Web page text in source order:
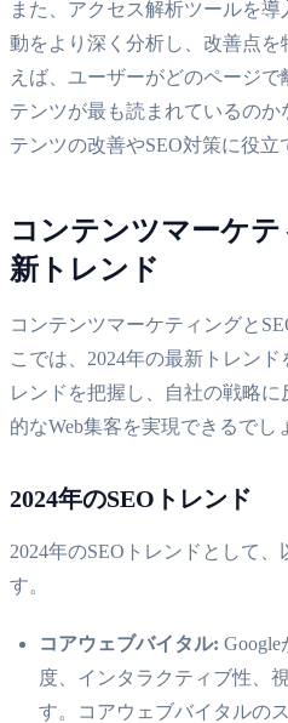
また、アクセス解析ツールを
動をより深く分析し、改善点
えば、ユーザーがどのページ
テンツが最も読まれているの
テンツの改善やSEO対策に役立
コンテンツマーケ
新トレンド
コンテンツマーケティングと
こでは、2024年の最新トレン
レンドを把握し、自社の戦略
的なWeb集客を実現できるでし
2024年のSEOトレンド
2024年のSEOトレンドとして
す。
コアウェブバイタル:
度、インタラクティブ性、
す。コアウェブバイタルの